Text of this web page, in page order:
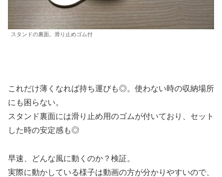
スタンドの裏面。滑り止めゴム付
これだけ薄くなれば持ち運びも◎。使わない時の収納場所
にも困らない。
スタンド裏面には滑り止め用のゴムが付いており、セット
した時の安定感も◎
早速、どんな風に動くのか？検証。
実際に動かしている様子は動画の方が分かりやすいので、